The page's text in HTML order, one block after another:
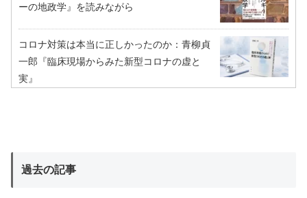
ーの地政学』を読みながら
コロナ対策は本当に正しかったのか：青柳貞
一郎『臨床現場からみた新型コロナの虚と
実』
過去の記事